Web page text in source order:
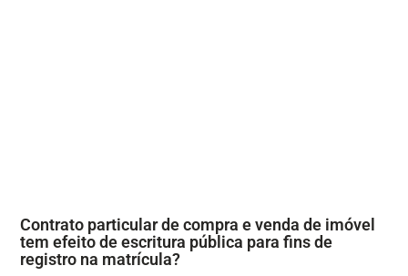
Contrato particular de compra e venda de imóvel
tem efeito de escritura pública para fins de
registro na matrícula?